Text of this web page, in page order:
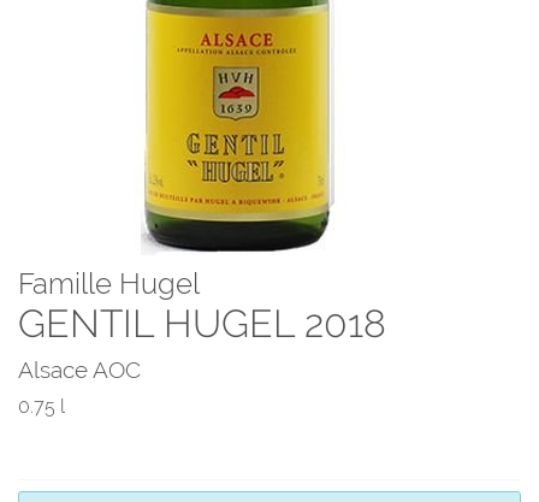
Famille Hugel
GENTIL HUGEL 2018
Alsace AOC
0.75 l